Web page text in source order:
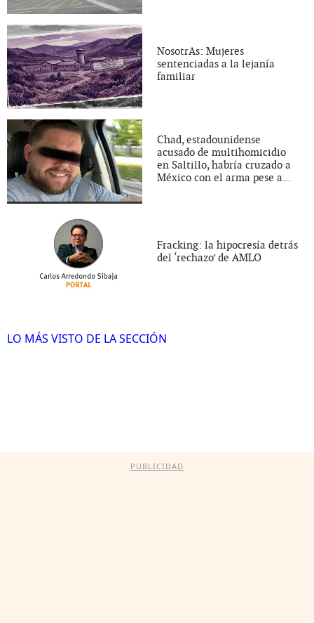
NosotrAs: Mujeres
sentenciadas a la lejanía
familiar
Chad, estadounidense
acusado de multihomicidio
en Saltillo, habría cruzado a
México con el arma pese a...
Fracking: la hipocresía detrás
del ‘rechazo’ de AMLO
LO MÁS VISTO DE LA SECCIÓN
PUBLICIDAD